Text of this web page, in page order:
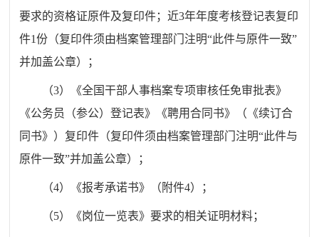
要求的资格证原件及复印件；近3年年度考核登记表复印
件1份（复印件须由档案管理部门注明“此件与原件一致”
并加盖公章）；
（3）《全国干部人事档案专项审核任免审批表》
《公务员（参公）登记表》《聘用合同书》（《续订合
同书》）复印件（复印件须由档案管理部门注明“此件与
原件一致”并加盖公章）；
（4）《报考承诺书》（附件4）；
（5）《岗位一览表》要求的相关证明材料；